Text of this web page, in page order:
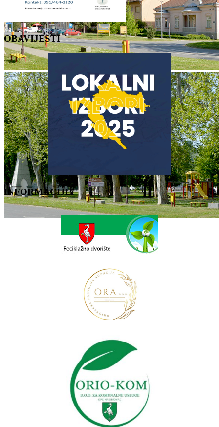
OBAVIJESTI
INFORMACIJE